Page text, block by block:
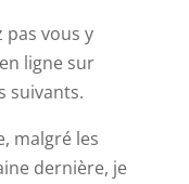
pas vous y
ligne sur
suivants.
malgré les
dernière, je